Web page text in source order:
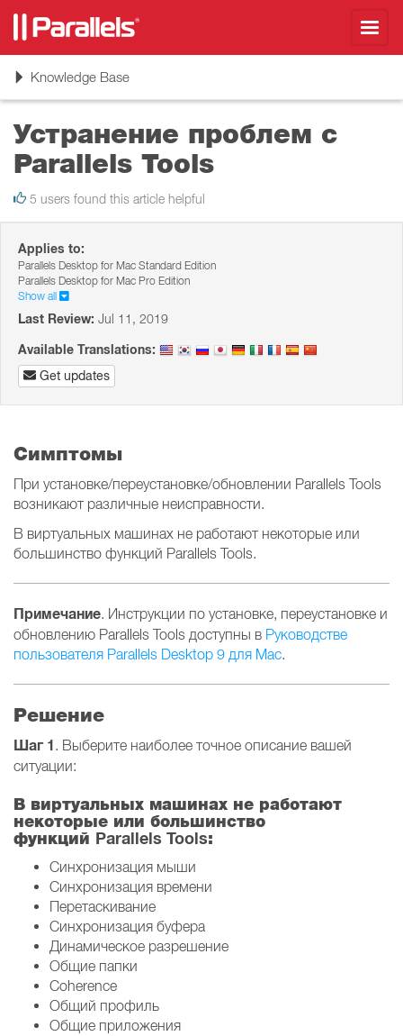
ToggleKnowledge Base
Устранение проблем с
Parallels Tools
5 users found this article helpful
Applies to:
Parallels Desktop for Mac Standard Edition
Parallels Desktop for Mac Pro Edition
Show all
Last Review: Jul 11, 2019
Available Translations:
Get updates
Симптомы
При установке/переустановке/обновлении Parallels Tools
возникают различные неисправности.
В виртуальных машинах не работают некоторые или
большинство функций Parallels Tools.
Примечание. Инструкции по установке, переустановке и
обновлению Parallels Tools доступны в Руководстве
пользователя Parallels Desktop 9 для Mac.
Решение
Шаг 1. Выберите наиболее точное описание вашей
ситуации:
В виртуальных машинах не работают
некоторые или большинство
функций Parallels Tools:
Синхронизация мыши
Синхронизация времени
Перетаскивание
Синхронизация буфера
Динамическое разрешение
Общие папки
Coherence
Общий профиль
Общие приложения